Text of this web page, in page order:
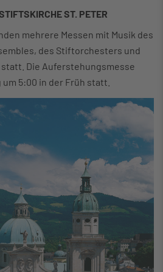
ST. PETER
mehrere Messen mit Musik des
des Stiftorchesters und
Die Auferstehungsmesse
5:00 in der Früh statt.